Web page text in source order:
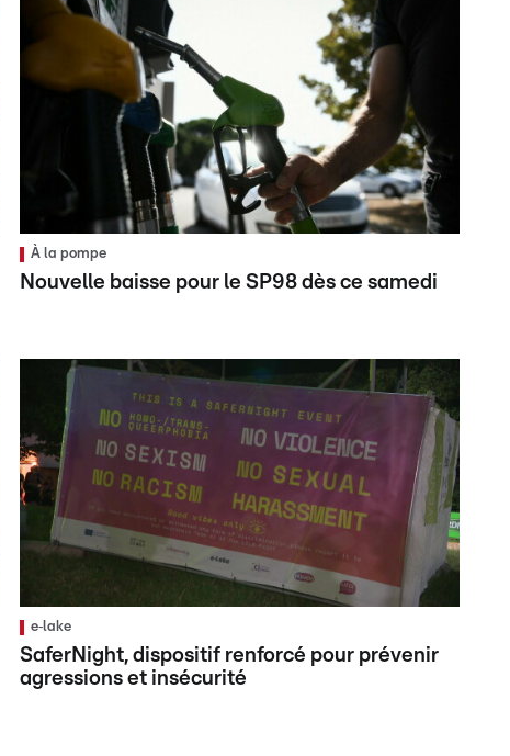
À la pompe
Nouvelle baisse pour le SP98 dès ce samedi
e‑lake
SaferNight, dispositif renforcé pour prévenir
agressions et insécurité